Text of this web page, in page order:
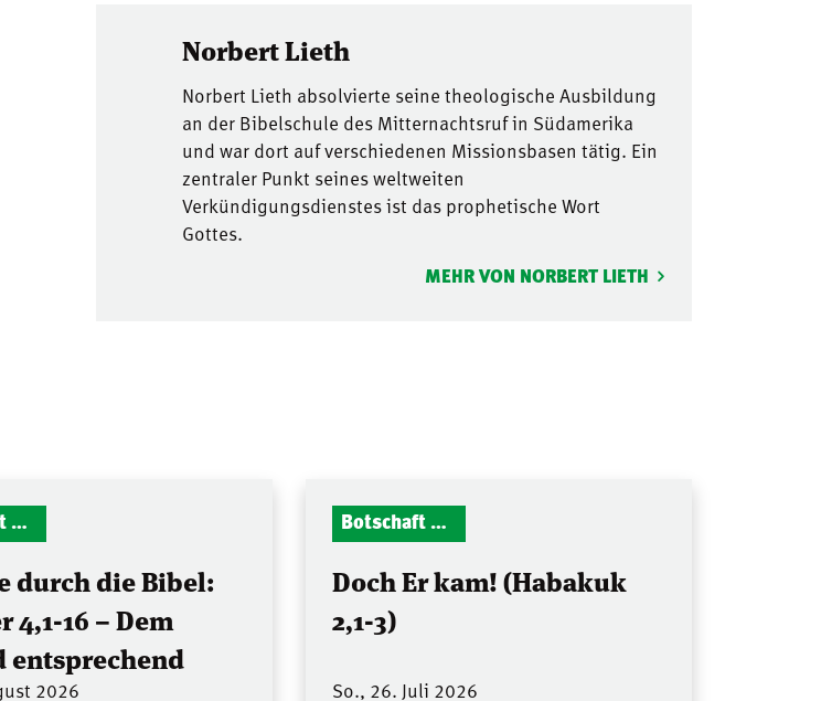
Norbert Lieth
Norbert Lieth absolvierte seine theologische Ausbildung
an der Bibelschule des Mitternachtsruf in Südamerika
und war dort auf verschiedenen Missionsbasen tätig. Ein
zentraler Punkt seines weltweiten
Verkündigungsdienstes ist das prophetische Wort
Gottes.
MEHR VON NORBERT LIETH
Botschaft Zionshalle
durch die Bibel:
4,1-16 – Dem
entsprechend
2026
Botschaft Zionshalle
Doch Er kam! (Habakuk
2,1-3)
So., 26. Juli 2026